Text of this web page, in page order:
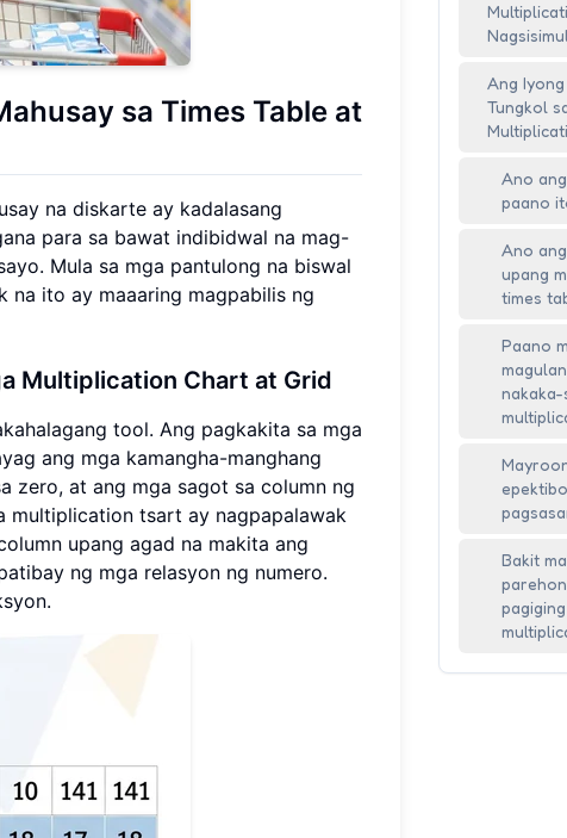
sa Times Table at
na diskarte ay kadalasang
para sa bawat indibidwal na mag-
Mula sa mga pantulong na biswal
na ito ay maaaring magpabilis ng
Multiplication Chart at Grid
tool. Ang pagkakita sa mga
ang mga kamangha-manghang
zero, at ang mga sagot sa column ng
multiplication tsart ay nagpapalawak
upang agad na makita ang
ng mga relasyon ng numero.
Ang
Tungkol
Ano
paano
Ano
upang
times
Paano
Bakit